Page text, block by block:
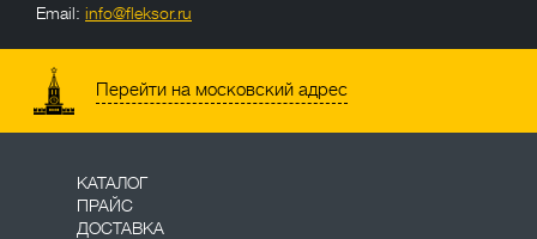
Email: info@fleksor.ru
Перейти на московский адрес
info@fleksor.ru
КАТАЛОГ
ПРАЙС
ДОСТАВКА